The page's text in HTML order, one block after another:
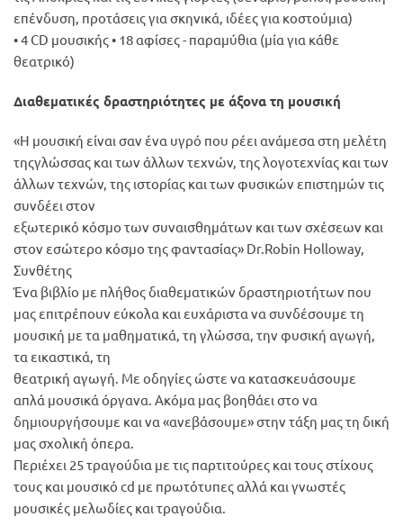
επένδυση, προτάσεις για σκηνικά, ιδέες για κοστούμια)
• 4 CD μουσικής • 18 αφίσες - παραμύθια (μία για κάθε
θεατρικό)
Διαθεματικές δραστηριότητες με άξονα τη μουσική
«Η μουσική είναι σαν ένα υγρό που ρέει ανάμεσα στη μελέτη
τηςγλώσσας και των άλλων τεχνών, της λογοτεχνίας και των
άλλων τεχνών, της ιστορίας και των φυσικών επιστημών τις
συνδέει στον
εξωτερικό κόσμο των συναισθημάτων και των σχέσεων και
στον εσώτερο κόσμο της φαντασίας» Dr.Robin Holloway,
Συνθέτης
Ένα βιβλίο με πλήθος διαθεματικών δραστηριοτήτων που
μας επιτρέπουν εύκολα και ευχάριστα να συνδέσουμε τη
μουσική με τα μαθηματικά, τη γλώσσα, την φυσική αγωγή,
τα εικαστικά, τη
θεατρική αγωγή. Με οδηγίες ώστε να κατασκευάσουμε
απλά μουσικά όργανα. Ακόμα μας βοηθάει στο να
δημιουργήσουμε και να «ανεβάσουμε» στην τάξη μας τη δική
μας σχολική όπερα.
Περιέχει 25 τραγούδια με τις παρτιτούρες και τους στίχους
τους και μουσικό cd με πρωτότυπες αλλά και γνωστές
μουσικές μελωδίες και τραγούδια.